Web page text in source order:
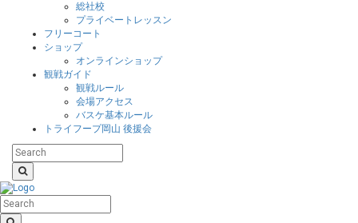
総社校
プライベートレッスン
フリーコート
ショップ
オンラインショップ
観戦ガイド
観戦ルール
会場アクセス
バスケ基本ルール
トライフープ岡山 後援会